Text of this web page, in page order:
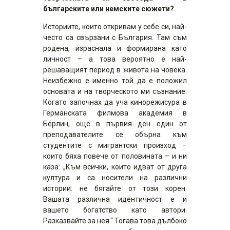
българските или немските сюжети?
Историите, които откривам у себе си, най-
често са свързани с България. Там съм
родена, израснала и формирана като
личност – а това вероятно е най-
решаващият период в живота на човека.
Неизбежно е именно той да е положил
основата и на творческото ми съзнание.
Когато започнах да уча кинорежисура в
Германската филмова академия в
Берлин, още в първия ден един от
преподавателите се обърна към
студентите с мигрантски произход –
които бяха повече от половината – и ни
каза: „Към всички, които идват от друга
култура и са носители на различни
истории: не бягайте от този корен.
Вашата различна идентичност е и
вашето богатство като автори.
Разказвайте за нея.“ Тогава това дълбоко